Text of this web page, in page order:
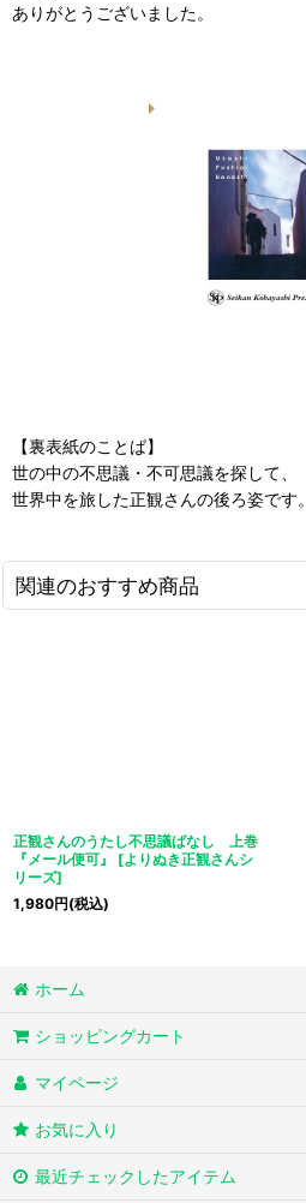
ありがとうございました。
【裏表紙のことば】
世の中の不思議・不可思議を探して、
世界中を旅した正観さんの後ろ姿です。
関連のおすすめ商品
正観さんのうたし不思議ばなし 上巻
『メール便可』
[よりぬき正観さんシ
リーズ]
1,980円(税込)
ホーム
ショッピングカート
マイページ
お気に入り
最近チェックしたアイテム